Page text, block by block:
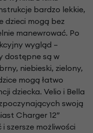
bardzo lekkie,
dzieci mogą bez
manewrować. Po
wygląd –
dostępne są w
niebieski, zielony,
mogą łatwo
dziecka. Velio i Bella
swoją
Charger 12”
szersze możliwości